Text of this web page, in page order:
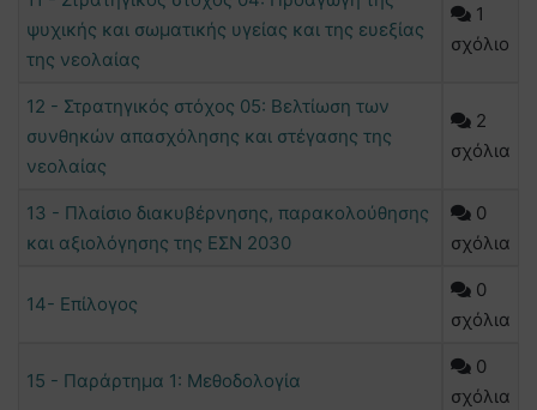
ψυχικής και σωματικής υγείας και της ευεξίας
της νεολαίας
1
σχόλιο
12 - Στρατηγικός στόχος 05: Βελτίωση των
συνθηκών απασχόλησης και στέγασης της
νεολαίας
2
σχόλια
13 - Πλαίσιο διακυβέρνησης, παρακολούθησης
και αξιολόγησης της ΕΣΝ 2030
0
σχόλια
14- Επίλογος
0
σχόλια
15 - Παράρτημα 1: Μεθοδολογία
0
σχόλια